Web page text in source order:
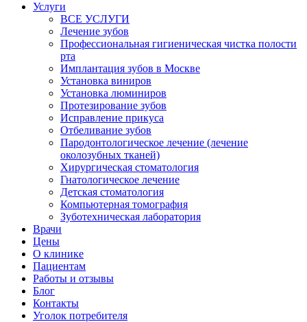
Услуги
ВСЕ УСЛУГИ
Лечение зубов
Профессиональная гигиеническая чистка полости
рта
Имплантация зубов в Москве
Установка виниров
Установка люминиров
Протезирование зубов
Исправление прикуса
Отбеливание зубов
Пародонтологическое лечение (лечение
околозубных тканей)
Хирургическая стоматология
Гнатологическое лечение
Детская стоматология
Компьютерная томография
Зуботехническая лаборатория
Врачи
Цены
О клинике
Пациентам
Работы и отзывы
Блог
Контакты
Уголок потребителя